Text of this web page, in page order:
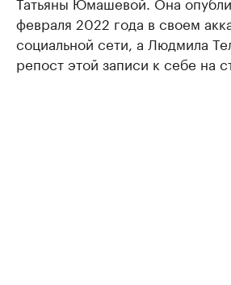
февраля 2022 года в своем
социальной сети, а Людмила
репост этой записи к себе на